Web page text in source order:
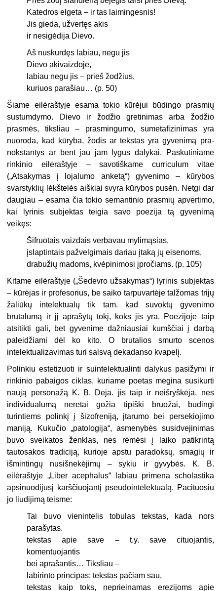
Katedros elgeta – ir tas laimingesnis!
Jis gieda, užvertęs akis
ir nesigėdija Dievo.
Aš nuskurdęs labiau, negu jis
Dievo akivaizdoje,
labiau negu jis – prieš žodžius,
kuriuos parašiau… (p. 50)
Šiame eilėraštyje esama tokio kūrėjui būdingo prasmių
sustumdymo. Dievo ir žodžio gretinimas arba žodžio
prasmės, tiksliau – prasmingumo, sumetafizinimas yra
nuoroda, kad kūryba, žodis ar tekstas yra gyvenimą pra­
nokstantys ar bent jau jam lygūs dalykai. Paskutiniame
rinkinio eilėrašty­je – savotiškame curriculum vitae
(„Atsakymas į lojalumo anketą“) gyveni­mo – kūrybos
svarstyklių lėkštelės aiškiai svyra kūrybos pusėn. Netgi dar
daugiau – esama čia tokio semantinio prasmių apvertimo,
kai lyrinis sub­jektas teigia savo poezija tą gyvenimą
veikęs:
Šifruotais vaizdais verbavau mylimąsias,
įslaptintais pažvelgimais dariau įtaką jų eisenoms,
drabužių madoms, kvėpinimosi įpročiams. (p. 105)
Kitame eilėraštyje („Šedevro užsakymas“) lyrinis subjektas
– kūrėjas ir profesorius, be saiko tarpuvartėje talžomas trijų
žaliūkų intelektualų tik tam. kad suvoktų gyvenimo
brutalumą ir jį aprašytų tokį, koks jis yra. Poezijo­je taip
atsitikti gali, bet gyvenime dažniausiai kumščiai į darbą
paleidžiami dėl ko kito. O brutalios smurto scenos
intelektualizavimas turi salsvą dekadanso kvapelį.
Polinkiu estetizuoti ir suintelektualinti dalykus pasižymi ir
rinkinio pabaigos ciklas, kuriame poetas mėgina susikurti
naują personažą K. B. Deja. jis taip ir neišryškėja, nes
individualumą neretai gožia tipiški bruožai, būdingi
turintiems polinkį į šizofreniją, įtarumo bei persekiojimo
maniją. Kukučio „patologija“, asmenybės susidvejinimas
buvo sveikatos ženklas, nes rėmėsi į laiko patikrintą
tautosakos tradiciją, kurioje apstu paradoksų, smagių ir
išmintingų nusišnekėjimų – sykiu ir gyvybės. K. B.
eilėraštyje „Liber acephalus“ labiau primena scholastika
apsinuodijusį karščiuojantį pseudointelektualą. Pacituosiu
jo liudijimą teisme:
Tai buvo vienintelis tobulas tekstas, kada nors
parašytas.
tekstas apie save – t.y. save cituojantis,
komentuojantis
bei aprašantis… Tiksliau –
labirinto principas: tekstas pačiam sau,
tekstas kaip toks, neprieinamas erezijoms apie